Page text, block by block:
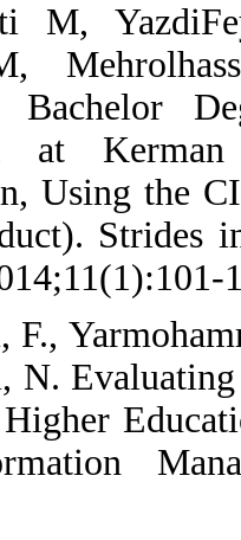
19. Okhovati
Shokoohi
Program of
Sciences,
Process,
Education,
20. Akhlaghi,
M., Mohebbi,
Programs in
Health